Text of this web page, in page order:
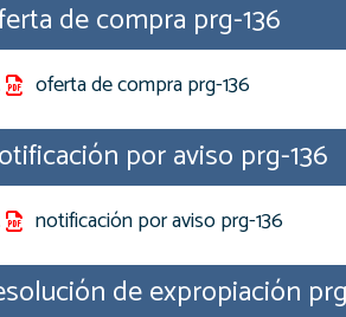
de compra prg-136
oferta de compra prg-136
por aviso prg-136
notificación por aviso prg-136
de expropiación